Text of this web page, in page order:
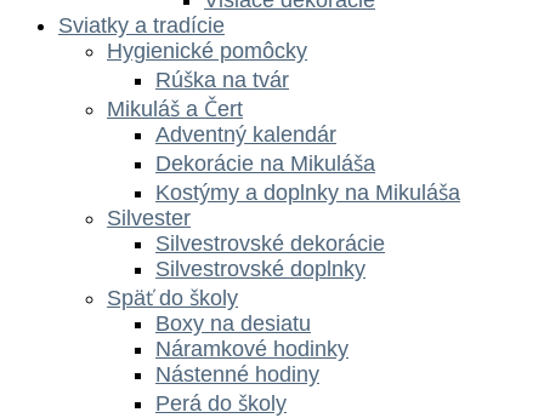
Sviatky a tradície
Hygienické pomôcky
Rúška na tvár
Mikuláš a Čert
Adventný kalendár
Dekorácie na Mikuláša
Kostýmy a doplnky na Mikuláša
Silvester
Silvestrovské dekorácie
Silvestrovské doplnky
Späť do školy
Boxy na desiatu
Náramkové hodinky
Nástenné hodiny
Perá do školy